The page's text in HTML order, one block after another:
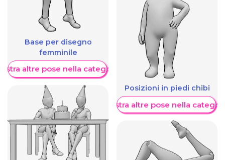
Base per disegno
femminile
altre pose nella categoria
Posizioni in piedi chibi
Mostra altre pose nella